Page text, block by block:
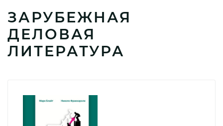
ЗАРУБЕЖНАЯ
ДЕЛОВАЯ
ЛИТЕРАТУРА